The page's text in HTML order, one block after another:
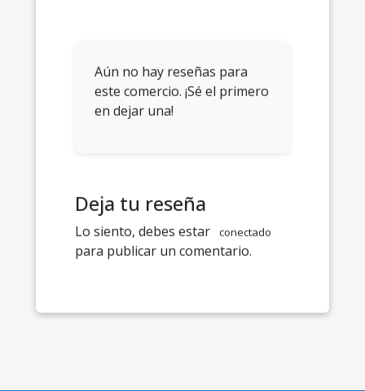
Aún no hay reseñas para
este comercio. ¡Sé el primero
en dejar una!
Deja tu reseña
Lo siento, debes estar conectado
para publicar un comentario.